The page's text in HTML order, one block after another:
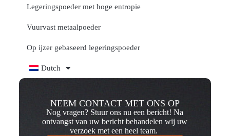
Legeringspoeder met hoge entropie
Vuurvast metaalpoeder
Op ijzer gebaseerd legeringspoeder
Dutch
NEEM CONTACT MET ONS OP
Nog vragen? Stuur ons nu een bericht! Na
ontvangst van uw bericht behandelen wij uw
verzoek met een heel team.